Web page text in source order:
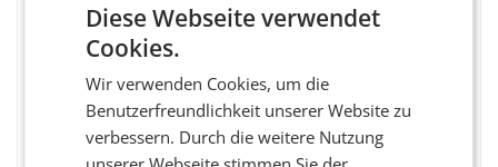
BEWERTEN SIE DIESEN ARTIKEL
Diese Webseite verwendet
Cookies.
Wir verwenden Cookies, um die
Benutzerfreundlichkeit unserer Website zu
verbessern. Durch die weitere Nutzung